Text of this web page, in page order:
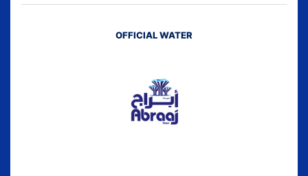
OFFICIAL WATER